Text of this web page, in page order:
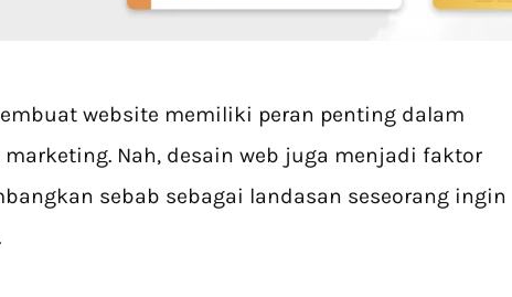
website memiliki peran penting dalam
Nah, desain web juga menjadi faktor
sebab sebagai landasan seseorang ingin